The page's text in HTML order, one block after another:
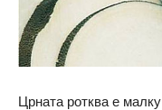
Црната ротква е